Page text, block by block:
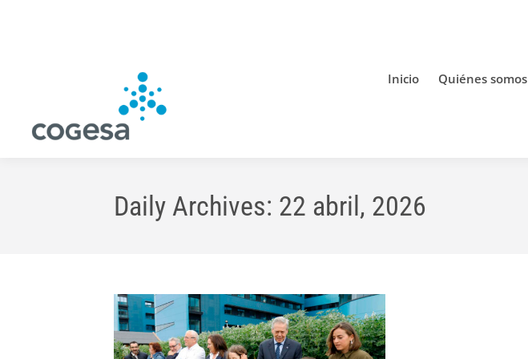
Inicio Quiénes somos
Daily Archives: 22 abril, 2026